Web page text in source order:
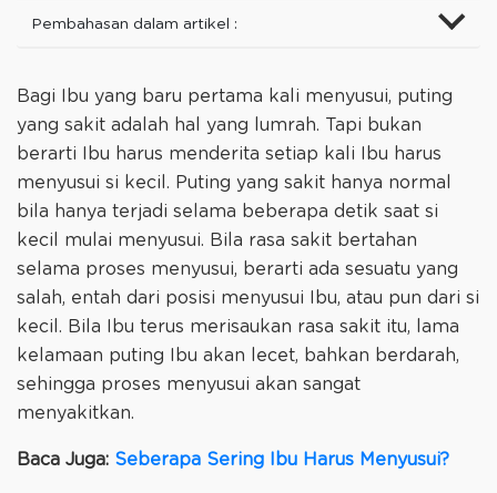
Pembahasan dalam artikel :
Bagi Ibu yang baru pertama kali menyusui, puting
yang sakit adalah hal yang lumrah. Tapi bukan
berarti Ibu harus menderita setiap kali Ibu harus
menyusui si kecil. Puting yang sakit hanya normal
bila hanya terjadi selama beberapa detik saat si
kecil mulai menyusui. Bila rasa sakit bertahan
selama proses menyusui, berarti ada sesuatu yang
salah, entah dari posisi menyusui Ibu, atau pun dari si
kecil. Bila Ibu terus merisaukan rasa sakit itu, lama
kelamaan puting Ibu akan lecet, bahkan berdarah,
sehingga proses menyusui akan sangat
menyakitkan.
Baca Juga: Seberapa Sering Ibu Harus Menyusui?